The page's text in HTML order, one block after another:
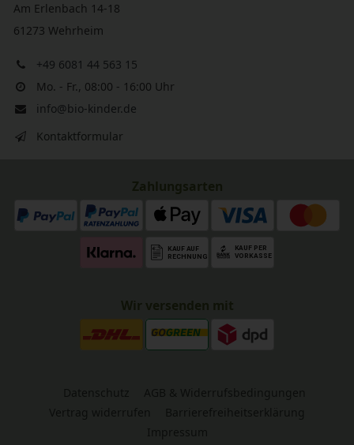
Am Erlenbach 14-18
61273 Wehrheim
+49 6081 44 563 15
Mo. - Fr., 08:00 - 16:00 Uhr
info@bio-kinder.de
Kontaktformular
Zahlungsarten
Wir versenden mit